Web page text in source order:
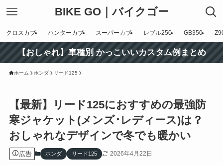
BIKE GO｜バイクゴー
クロスカブ ハンターカブ スーパーカブ レブル250 GB350
【おしゃれ】車種別 かっこいいカスタム例まとめ
ホーム ホンダ リード125
【最新】リード125におすすめの最強防
寒ジャケット(メンズ･レディース)は？
おしゃれなデザインで冬でも暖かい
広告 ホンダ リード125 2026年4月22日